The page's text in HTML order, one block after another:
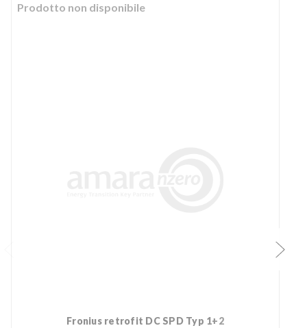
Prodotto non disponibile
Fronius retrofit DC SPD Typ 1+2